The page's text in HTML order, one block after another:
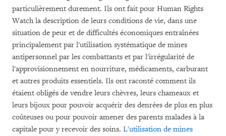
particulièrement durement. Ils ont fait pour Human Rights
Watch la description de leurs conditions de vie, dans une
situation de peur et de difficultés économiques entraînées
principalement par l'utilisation systématique de mines
antipersonnel par les combattants et par l'irrégularité de
l'approvisionnement en nourriture, médicaments, carburant
et autres produits essentiels. Ils ont raconté comment ils
étaient obligés de vendre leurs chèvres, leurs chameaux et
leurs bijoux pour pouvoir acquérir des denrées de plus en plus
coûteuses ou pour pouvoir amener des parents malades à la
capitale pour y recevoir des soins. L'utilisation de mines